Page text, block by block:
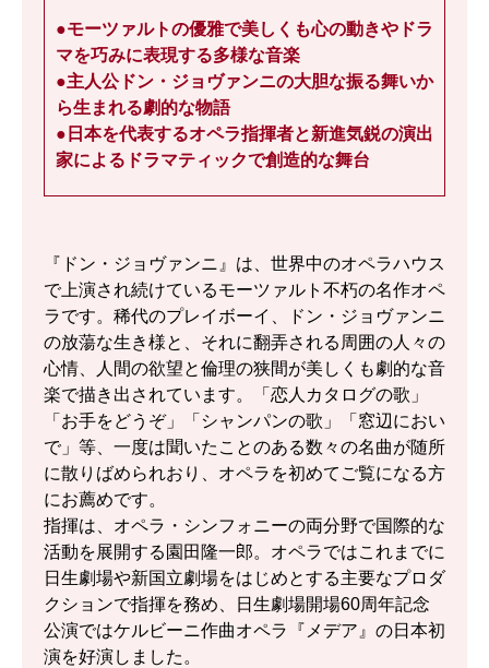
●モーツァルトの優雅で美しくも心の動きやドラ
マを巧みに表現する多様な音楽
●主人公ドン・ジョヴァンニの大胆な振る舞いか
ら生まれる劇的な物語
●日本を代表するオペラ指揮者と新進気鋭の演出
家によるドラマティックで創造的な舞台
『ドン・ジョヴァンニ』は、世界中のオペラハウス
で上演され続けているモーツァルト不朽の名作オペ
ラです。稀代のプレイボーイ、ドン・ジョヴァンニ
の放蕩な生き様と、それに翻弄される周囲の人々の
心情、人間の欲望と倫理の狭間が美しくも劇的な音
楽で描き出されています。「恋人カタログの歌」
「お手をどうぞ」「シャンパンの歌」「窓辺におい
で」等、一度は聞いたことのある数々の名曲が随所
に散りばめられおり、オペラを初めてご覧になる方
にお薦めです。
指揮は、オペラ・シンフォニーの両分野で国際的な
活動を展開する園田隆一郎。オペラではこれまでに
日生劇場や新国立劇場をはじめとする主要なプロダ
クションで指揮を務め、日生劇場開場60周年記念
公演ではケルビーニ作曲オペラ『メデア』の日本初
演を好演しました。